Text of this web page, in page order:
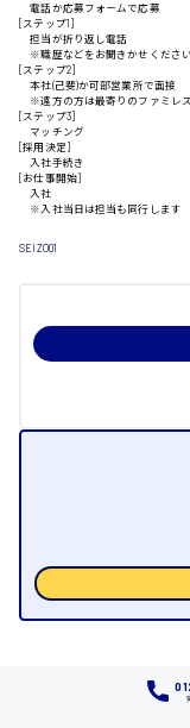
山口県
大竹市
三次市
三原市
日給制すべて
電話か応募フォームで応募
[ステップ1]
担当が折り返し電話
※職歴などをお聞きかせください
[ステップ2]
本社(己斐)か可部営業所で面接
※遠方の方は最寄りのファミレス
[ステップ3]
マッチング
[採用決定]
入社手続き
[お仕事開始]
入社
※入社当日は担当も同行します
SEIZO01